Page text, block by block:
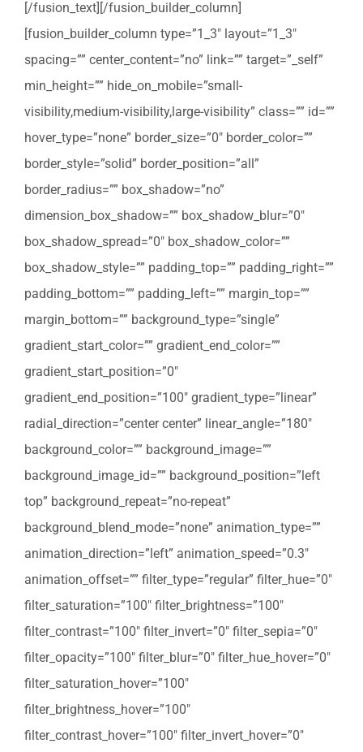
[/fusion_text][/fusion_builder_column]
[fusion_builder_column type=”1_3″ layout=”1_3″
spacing=”” center_content=”no” link=”” target=”_self”
min_height=”” hide_on_mobile=”small-
visibility,medium-visibility,large-visibility” class=”” id=””
hover_type=”none” border_size=”0″ border_color=””
border_style=”solid” border_position=”all”
border_radius=”” box_shadow=”no”
dimension_box_shadow=”” box_shadow_blur=”0″
box_shadow_spread=”0″ box_shadow_color=””
box_shadow_style=”” padding_top=”” padding_right=””
padding_bottom=”” padding_left=”” margin_top=””
margin_bottom=”” background_type=”single”
gradient_start_color=”” gradient_end_color=””
gradient_start_position=”0″
gradient_end_position=”100″ gradient_type=”linear”
radial_direction=”center center” linear_angle=”180″
background_color=”” background_image=””
background_image_id=”” background_position=”left
top” background_repeat=”no-repeat”
background_blend_mode=”none” animation_type=””
animation_direction=”left” animation_speed=”0.3″
animation_offset=”” filter_type=”regular” filter_hue=”0″
filter_saturation=”100″ filter_brightness=”100″
filter_contrast=”100″ filter_invert=”0″ filter_sepia=”0″
filter_opacity=”100″ filter_blur=”0″ filter_hue_hover=”0″
filter_saturation_hover=”100″
filter_brightness_hover=”100″
filter_contrast_hover=”100″ filter_invert_hover=”0″